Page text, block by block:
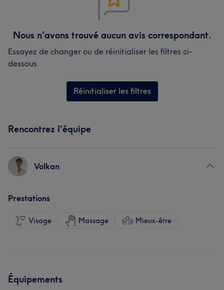
Nous n'avons trouvé aucun avis correspondant.
Essayez de changer ou de réinitialiser les filtres ci-
dessous
Réinitialiser les filtres
Rencontrez l'équipe
Volkan
Prestations
Visage Massage Mieux-être
Équipements